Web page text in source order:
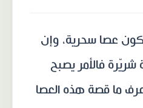
عصا سحرية، وإن
فالأمر يصبح
ما قصة هذه العصا